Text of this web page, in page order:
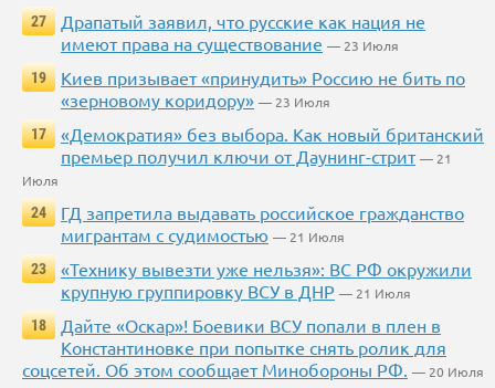
27
Драпатый заявил, что русские как нация не
имеют права на существование — 23 Июля
19
Киев призывает «принудить» Россию не бить по
«зерновому коридору» — 23 Июля
17
«Демократия» без выбора. Как новый британский
премьер получил ключи от Даунинг-стрит — 21
Июля
24
ГД запретила выдавать российское гражданство
мигрантам с судимостью — 21 Июля
23
«Технику вывезти уже нельзя»: ВС РФ окружили
крупную группировку ВСУ в ДНР — 21 Июля
18
Дайте «Оскар»! Боевики ВСУ попали в плен в
Константиновке при попытке снять ролик для
соцсетей. Об этом сообщает Минобороны РФ. — 20 Июля